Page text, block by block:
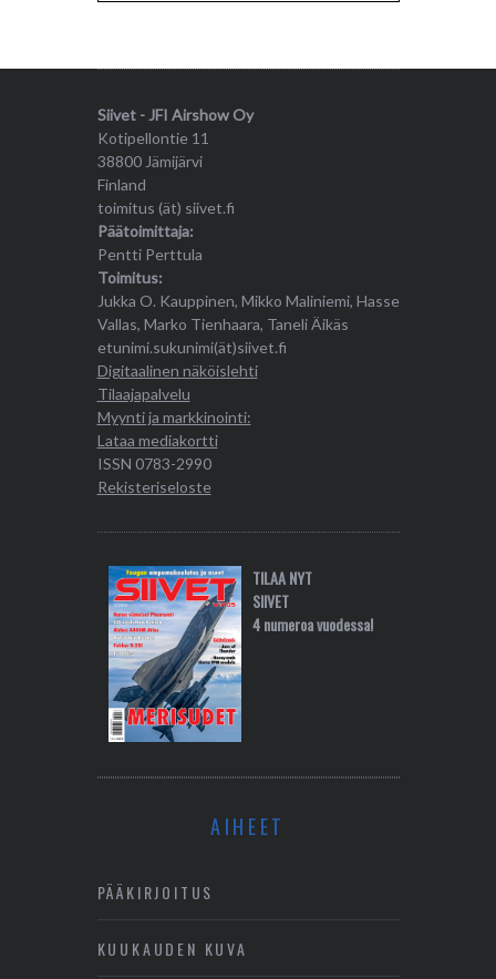
Siivet - JFI Airshow Oy
Kotipellontie 11
38800 Jämijärvi
Finland
toimitus (ät) siivet.fi
Päätoimittaja:
Pentti Perttula
Toimitus:
Jukka O. Kauppinen, Mikko Maliniemi, Hasse
Vallas, Marko Tienhaara, Taneli Äikäs
etunimi.sukunimi(ät)siivet.fi
Digitaalinen näköislehti
Tilaajapalvelu
Myynti ja markkinointi:
Lataa mediakortti
ISSN 0783-2990
Rekisteriseloste
TILAA NYT
SIIVET
4 numeroa vuodessa!
AIHEET
PÄÄKIRJOITUS
KUUKAUDEN KUVA